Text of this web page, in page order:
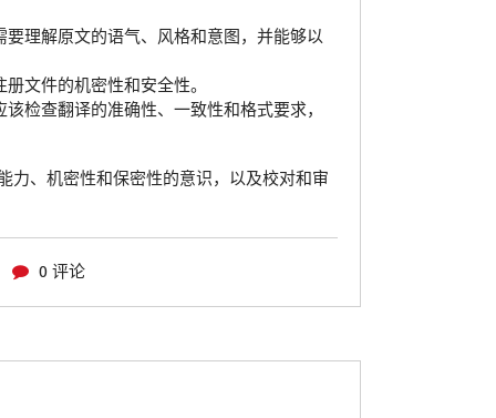
理解原文的语气、风格和意图，并能够以
文件的机密性和安全性。
检查翻译的准确性、一致性和格式要求，
力、机密性和保密性的意识，以及校对和审
0 评论